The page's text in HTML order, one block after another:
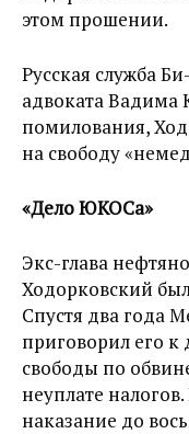
этом прошении.
Русская служба
адвоката Вадима
помилования,
на свободу
«Дело ЮКОСа»
Экс-глава
Ходорковский
Спустя два года
приговорил его
свободы по
неуплате
наказание до